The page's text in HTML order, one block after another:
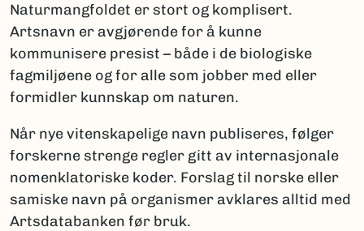
Naturmangfoldet er stort og komplisert.
Artsnavn er avgjørende for å kunne
kommunisere presist – både i de biologiske
fagmiljøene og for alle som jobber med eller
formidler kunnskap om naturen.
Når nye vitenskapelige navn publiseres, følger
forskerne strenge regler gitt av internasjonale
nomenklatoriske koder. Forslag til norske eller
samiske navn på organismer avklares alltid med
Artsdatabanken før bruk.